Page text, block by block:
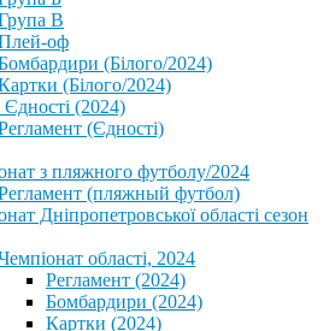
В
оф
(Білого/2024)
(Білого/2024)
(2024)
(Єдності)
з пляжного футболу/2024
(пляжный футбол)
Дніпропетровської області сезон
області, 2024
Регламент (2024)
Бомбардири (2024)
Картки (2024)